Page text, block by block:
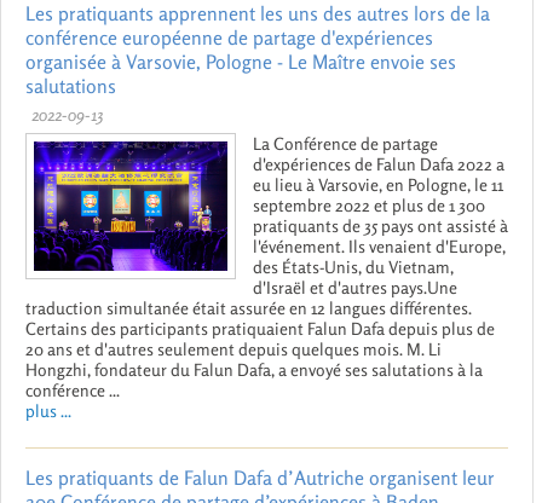
Les pratiquants apprennent les uns des autres lors de la
conférence européenne de partage d'expériences
organisée à Varsovie, Pologne - Le Maître envoie ses
salutations
2022-09-13
La Conférence de partage
d'expériences de Falun Dafa 2022 a
eu lieu à Varsovie, en Pologne, le 11
septembre 2022 et plus de 1 300
pratiquants de 35 pays ont assisté à
l'événement. Ils venaient d'Europe,
des États-Unis, du Vietnam,
d'Israël et d'autres pays.Une
traduction simultanée était assurée en 12 langues différentes.
Certains des participants pratiquaient Falun Dafa depuis plus de
20 ans et d'autres seulement depuis quelques mois. M. Li
Hongzhi, fondateur du Falun Dafa, a envoyé ses salutations à la
conférence ...
plus ...
Les pratiquants de Falun Dafa d’Autriche organisent leur